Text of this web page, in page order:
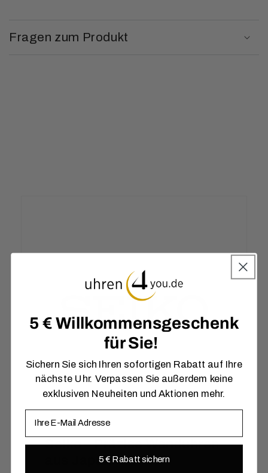
Fragen zum Produkt
Seiko – Präzise Wanduhren
aus Japan
5 € Willkommensgeschenk
für Sie!
Sichern Sie sich Ihren sofortigen Rabatt auf Ihre
nächste Uhr. Verpassen Sie außerdem keine
exklusiven Neuheiten und Aktionen mehr.
E-Mail
5 € Rabatt sichern